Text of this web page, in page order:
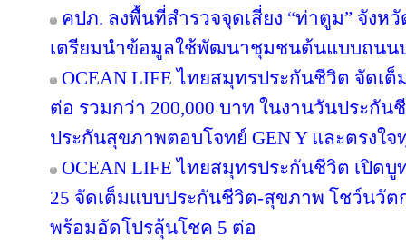
คปภ. ลงพื้นที่สำรวจจุดเสี่ยง “ท่าตูม” จังห
เตรียมนำข้อมูลใช้พัฒนาชุมชนต้นแบบถนน
OCEAN LIFE ไทยสมุทรประกันชีวิต จัดเ
ต่อ รวมกว่า 200,000 บาท ในงานวันประกัน
ประกันสุขภาพตอบโจทย์ GEN Y และตรงใจ
OCEAN LIFE ไทยสมุทรประกันชีวิต เปิด
25 จัดเต็มแบบประกันชีวิต-สุขภาพ โชว์นวั
พร้อมอัดโปรลุ้นโชค 5 ต่อ